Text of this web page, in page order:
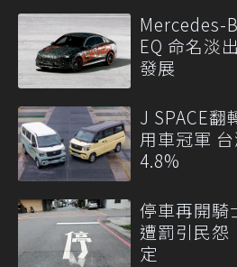
Mercedes-
EQ 命名淡
發展
J SPACE翻
用車冠軍
4.8%
停車再開騎
遭罰引民怨
定